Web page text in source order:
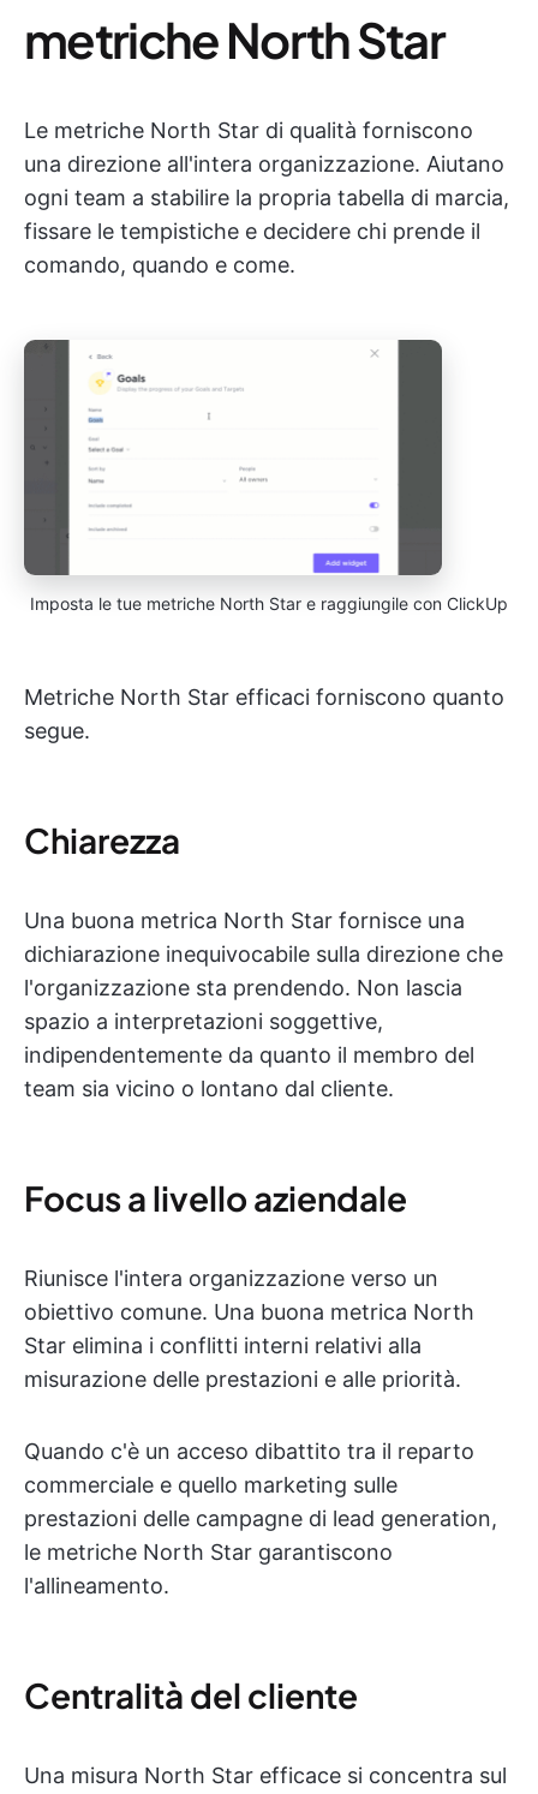
metriche North Star
Le metriche North Star di qualità forniscono
una direzione all'intera organizzazione. Aiutano
ogni team a stabilire la propria tabella di marcia,
fissare le tempistiche e decidere chi prende il
comando, quando e come.
Imposta le tue metriche North Star e raggiungile con ClickUp
Metriche North Star efficaci forniscono quanto
segue.
Chiarezza
Una buona metrica North Star fornisce una
dichiarazione inequivocabile sulla direzione che
l'organizzazione sta prendendo. Non lascia
spazio a interpretazioni soggettive,
indipendentemente da quanto il membro del
team sia vicino o lontano dal cliente.
Focus a livello aziendale
Riunisce l'intera organizzazione verso un
obiettivo comune. Una buona metrica North
Star elimina i conflitti interni relativi alla
misurazione delle prestazioni e alle priorità.
Quando c'è un acceso dibattito tra il reparto
commerciale e quello marketing sulle
prestazioni delle campagne di lead generation,
le metriche North Star garantiscono
l'allineamento.
Centralità del cliente
Una misura North Star efficace si concentra sul